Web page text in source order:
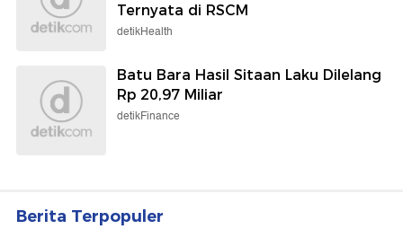
Ternyata di RSCM
detikHealth
Batu Bara Hasil Sitaan Laku Dilelang
Rp 20,97 Miliar
detikFinance
Berita Terpopuler